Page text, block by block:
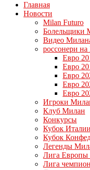
Главная
Новости
Milan Futuro
Болельщики
Видео
россонери
Евро
Евро
Евро
Евро
Евро
Игроки
Клуб Милан
Конкурсы
Кубок Италии
Кубок
Легенды
Лига
Лига